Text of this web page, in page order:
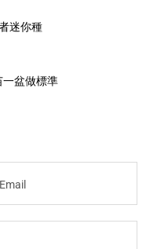
迷你種
盆做標準